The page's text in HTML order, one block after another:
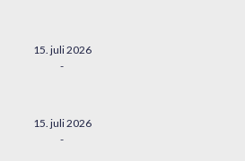
15. juli 2026
-
15. juli 2026
-